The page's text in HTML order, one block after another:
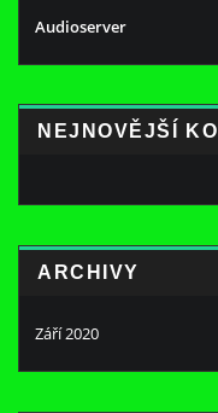
Audioserver
NEJNOVĚJŠÍ
ARCHIVY
Září 2020